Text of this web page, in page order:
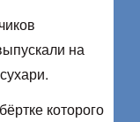
на
которого